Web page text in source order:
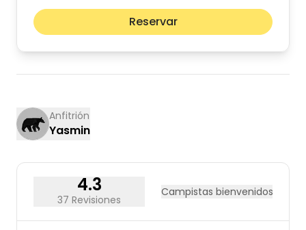
jue
17
18
24
25
Reservar
Anfitrión
Yasmin
4.3
37 Revisiones
Campistas bienvenidos